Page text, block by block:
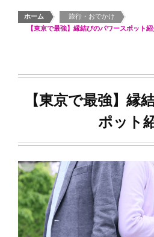
ホーム > 旅行・おでかけ
>
【東京で最強】縁結びのパワースポット
【東京で最強】縁
ポット